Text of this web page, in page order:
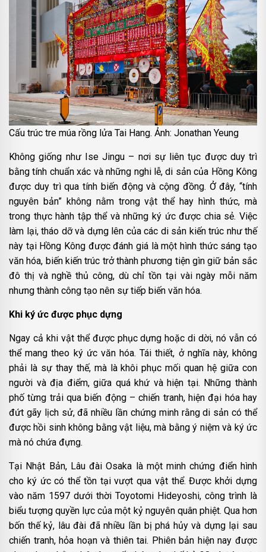
Cấu trúc tre múa rồng lửa Tai Hang. Ảnh: Jonathan Yeung
Không giống như Ise Jingu – nơi sự liên tục được duy trì
bằng tính chuẩn xác và những nghi lễ, di sản của Hồng Kông
được duy trì qua tính biến động và cộng đồng. Ở đây, “tính
nguyên bản” không nằm trong vật thể hay hình thức, mà
trong thực hành tập thể và những ký ức được chia sẻ. Việc
làm lại, tháo dỡ và dựng lên của các di sản kiến trúc như thế
này tại Hồng Kông được đánh giá là một hình thức sáng tạo
văn hóa, biến kiến trúc trở thành phương tiện gìn giữ bản sắc
đô thị và nghề thủ công, dù chỉ tồn tại vài ngày mỗi năm
nhưng thành công tạo nên sự tiếp biến văn hóa.
Khi ký ức được phục dựng
Ngay cả khi vật thể được phục dựng hoặc di dời, nó vẫn có
thể mang theo ký ức văn hóa. Tái thiết, ở nghĩa này, không
phải là sự thay thế, mà là khôi phục mối quan hệ giữa con
người và địa điểm, giữa quá khứ và hiện tại. Những thành
phố từng trải qua biến động – chiến tranh, hiện đại hóa hay
đứt gãy lịch sử, đã nhiều lần chứng minh rằng di sản có thể
được hồi sinh không bằng vật liệu, mà bằng ý niệm và ký ức
mà nó chứa đựng.
Tại Nhật Bản, Lâu đài Osaka là một minh chứng điển hình
cho ký ức có thể tồn tại vượt qua vật thể. Được khởi dựng
vào năm 1597 dưới thời Toyotomi Hideyoshi, công trình là
biểu tượng quyền lực của một kỷ nguyên quân phiệt. Qua hơn
bốn thế kỷ, lâu đài đã nhiều lần bị phá hủy và dựng lại sau
chiến tranh, hỏa hoạn và thiên tai. Phiên bản hiện nay được